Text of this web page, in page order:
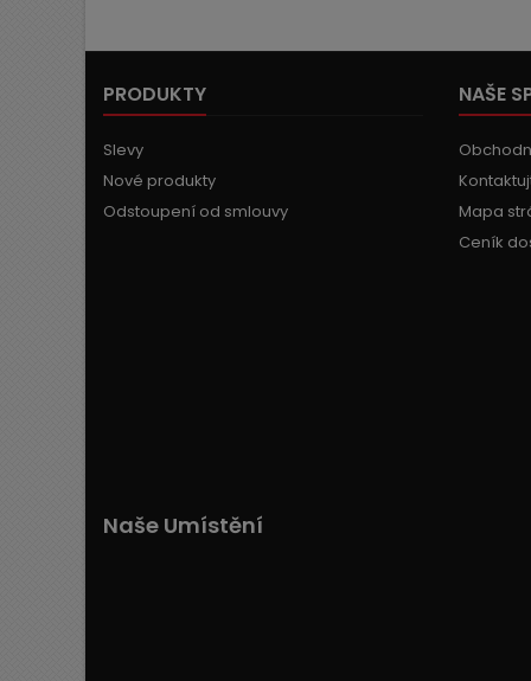
PRODUKTY
Slevy
Nové produkty
Odstoupení od smlouvy
NAŠE
Mapa
Ceník
Naše Umístění